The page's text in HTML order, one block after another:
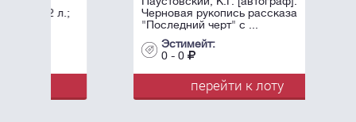
Черновая рукопись рассказа
"Последний черт" с ...
Эстимейт:
перейти к лоту